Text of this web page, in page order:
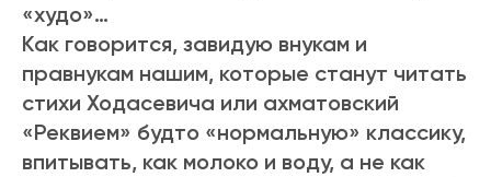
«худо»…
Как говорится, завидую внукам и
правнукам нашим, которые станут читать
стихи Ходасевича или ахматовский
«Реквием» будто «нормальную» классику,
впитывать, как молоко и воду, а не как